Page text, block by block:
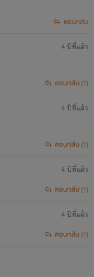
ตอบกลับ
4 ปีที่แล้ว
ตอบกลับ (1)
4 ปีที่แล้ว
ตอบกลับ (1)
4 ปีที่แล้ว
ตอบกลับ (1)
4 ปีที่แล้ว
ตอบกลับ (1)